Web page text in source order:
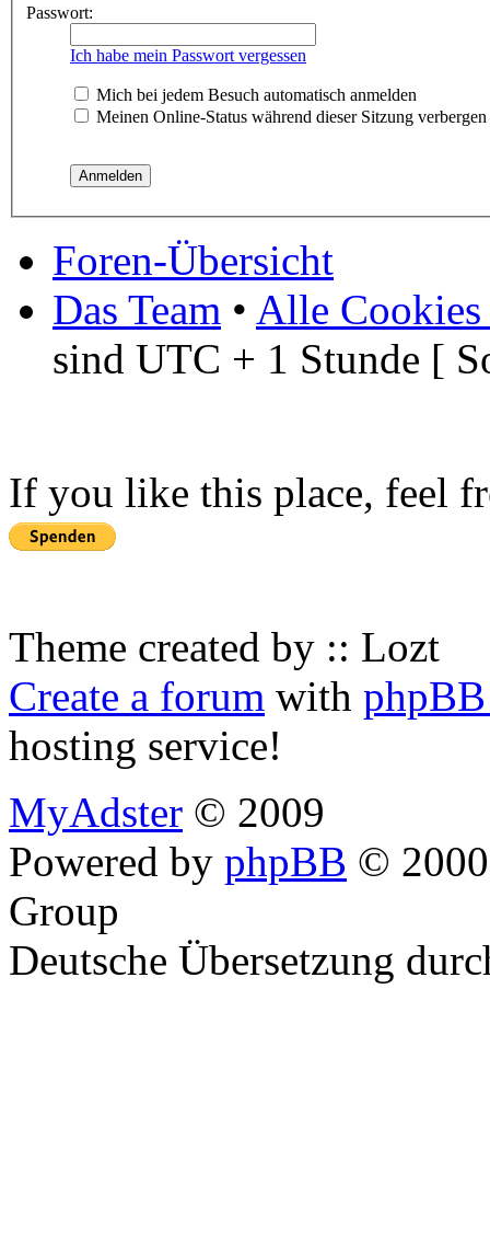
Passwort:
Ich habe mein Passwort vergessen
Mich bei jedem Besuch automatisch anmelden
Meinen Online-Status während dieser Sitzung verbergen
Foren-Übersicht
Das Team • Alle Cookies
sind UTC + 1 Stunde [
If you like this place, feel
Theme created by :: Lozt
Create a forum with
hosting service!
MyAdster © 2009
Powered by phpBB ©
Group
Deutsche Übersetzung